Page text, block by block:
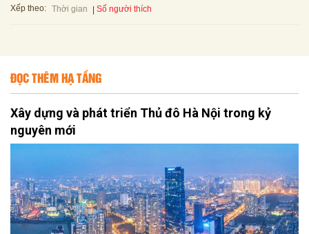
Xếp theo: Thời gian Số người thích
ĐỌC THÊM HẠ TẦNG
Xây dựng và phát triển Thủ đô Hà Nội trong kỷ
nguyên mới